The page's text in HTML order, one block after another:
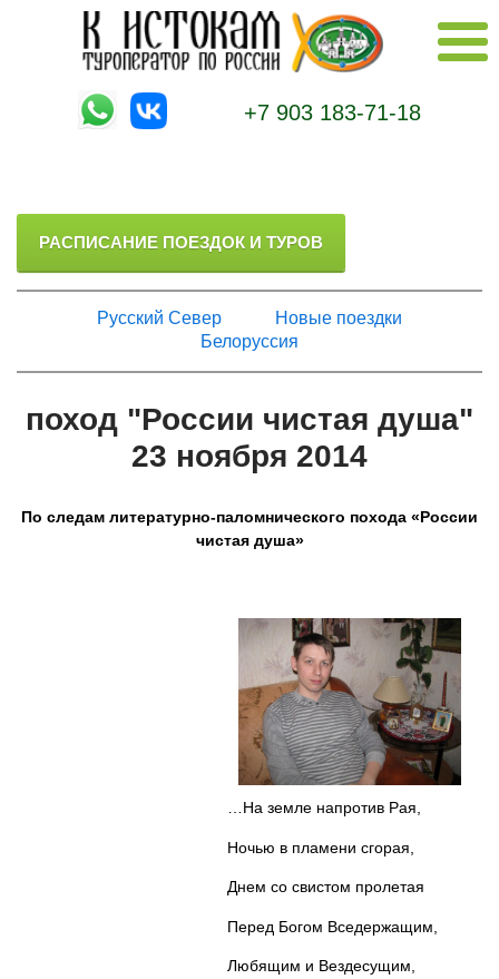
+7 903 183-71-18
РАСПИСАНИЕ ПОЕЗДОК И ТУРОВ
Русский Север
Новые поездки
Белоруссия
поход "России чистая душа"
23 ноября 2014
По следам литературно-паломнического похода «России
чистая душа»
…На земле напротив Рая,
Ночью в пламени сгорая,
Днем со свистом пролетая
Перед Богом Вседержащим,
Любящим и Вездесущим,